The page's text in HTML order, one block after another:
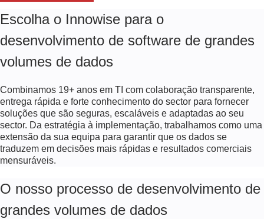
Escolha o Innowise para o
desenvolvimento de software de grandes
volumes de dados
Combinamos 19+ anos em TI com colaboração transparente,
entrega rápida e forte conhecimento do sector para fornecer
soluções que são seguras, escaláveis e adaptadas ao seu
sector. Da estratégia à implementação, trabalhamos como uma
extensão da sua equipa para garantir que os dados se
traduzem em decisões mais rápidas e resultados comerciais
mensuráveis.
O nosso processo de desenvolvimento de
grandes volumes de dados